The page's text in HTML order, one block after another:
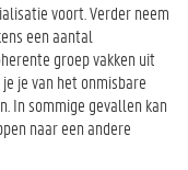
voort. Verder neem
een aantal
groep vakken uit
je van het onmisbare
In sommige gevallen kan
naar een andere